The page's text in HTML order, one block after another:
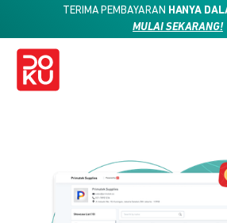
TERIMA PEMBAYARAN HANYA
MULAI SEKARANG!